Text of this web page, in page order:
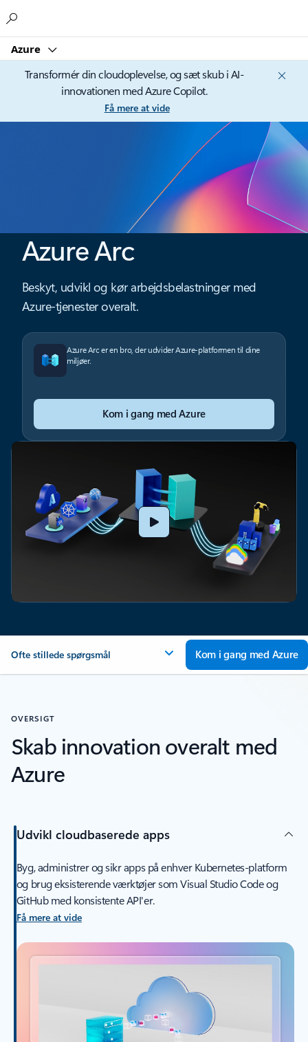
Azure
Transformér din cloudoplevelse, og sæt skub i AI-
innovationen med Azure Copilot.
Få mere at vide
Azure Arc
Beskyt, udvikl og kør arbejdsbelastninger med
Azure-tjenester overalt.
Azure Arc er en bro, der udvider Azure-platformen til dine
miljøer.
Kom i gang med Azure
Ofte stillede spørgsmål Kom i gang med Azure
OVERSIGT
Skab innovation overalt med
Azure
Udvikl cloudbaserede apps
Byg, administrer og sikr apps på enhver Kubernetes-platform
og brug eksisterende værktøjer som Visual Studio Code og
GitHub med konsistente API'er.
Få mere at vide